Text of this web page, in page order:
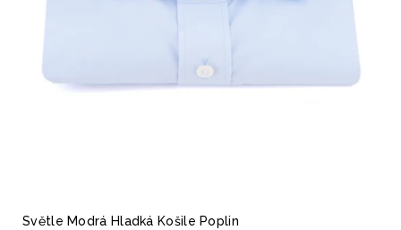
Světle Modrá Hladká Košile Poplin